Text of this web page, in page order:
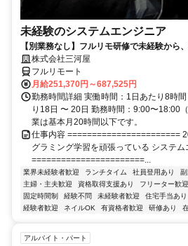
未経験のシステムエンジニア
【別業務なし】フルリモ研修で未経験から
株式会社三河屋
フルリモート
月給251,370円～687,525円
勤務時間詳細 実働時間：1日あたり8時
り18日 〜 20日 勤務時間：9:00〜18:00
業は基本月20時間以下です。
仕事内容 =======================
グラミング学習を頑張っている システム
=======================...
業界未経験者歓迎 ランチタイム 社員登用あり
主婦・主夫歓迎
資格取得支援あり フリーター歓迎
固定時間制
経験不問 未経験者歓迎 住宅手当あり
経験者歓迎
ネイルOK 有資格者歓迎 研修あり
アルバイト・パート